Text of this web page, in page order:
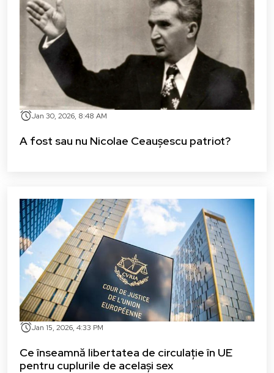
alarmJan 30, 2026, 8:48 AM
A fost sau nu Nicolae Ceaușescu patriot?
alarmJan 15, 2026, 4:33 PM
Ce înseamnă libertatea de circulație în UE
pentru cuplurile de același sex